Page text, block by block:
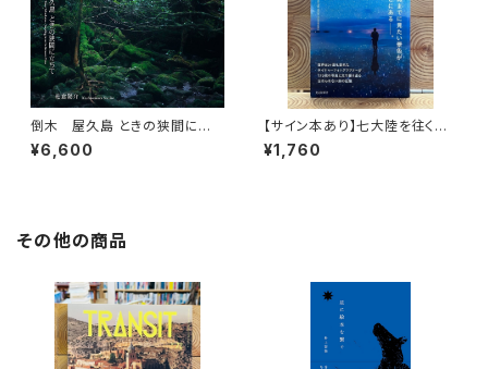
倒木 屋久島 ときの狭間に立
ちて
¥6,600
【サイン本あり】七大陸を往く
心を震わす風景を探して
¥1,760
その他の商品